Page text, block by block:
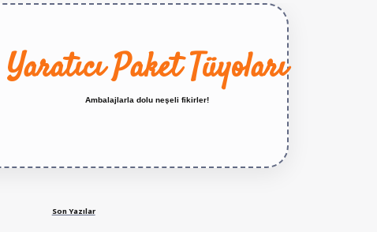
Yaratıcı Paket Tüyoları
Ambalajlarla dolu neşeli fikirler!
Son Yazılar